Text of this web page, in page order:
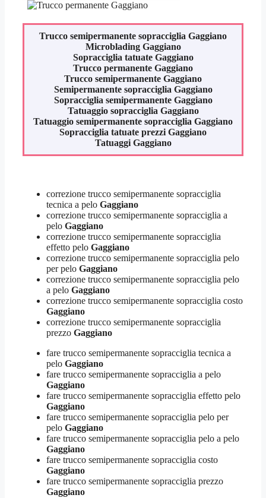
Trucco semipermanente sopracciglia Gaggiano
MicrobladingGaggiano
Sopracciglia tatuate Gaggiano
Trucco permanente Gaggiano
Trucco semipermanente Gaggiano
Semipermanente sopracciglia Gaggiano
Sopracciglia semipermanente Gaggiano
Tatuaggio sopracciglia Gaggiano
Tatuaggio semipermanente sopracciglia Gaggiano
Sopracciglia tatuate prezzi Gaggiano
TatuaggiGaggiano
correzione trucco semipermanente sopracciglia
tecnica a pelo Gaggiano
correzione trucco semipermanente sopracciglia a
pelo Gaggiano
correzione trucco semipermanente sopracciglia
effetto pelo Gaggiano
correzione trucco semipermanente sopracciglia pelo
per pelo Gaggiano
correzione trucco semipermanente sopracciglia pelo
a pelo Gaggiano
correzione trucco semipermanente sopracciglia costo
Gaggiano
correzione trucco semipermanente sopracciglia
prezzo Gaggiano
fare trucco semipermanente sopracciglia tecnica a
pelo Gaggiano
fare trucco semipermanente sopracciglia a pelo
Gaggiano
fare trucco semipermanente sopracciglia effetto pelo
Gaggiano
fare trucco semipermanente sopracciglia pelo per
pelo Gaggiano
fare trucco semipermanente sopracciglia pelo a pelo
Gaggiano
fare trucco semipermanente sopracciglia costo
Gaggiano
fare trucco semipermanente sopracciglia prezzo
Gaggiano